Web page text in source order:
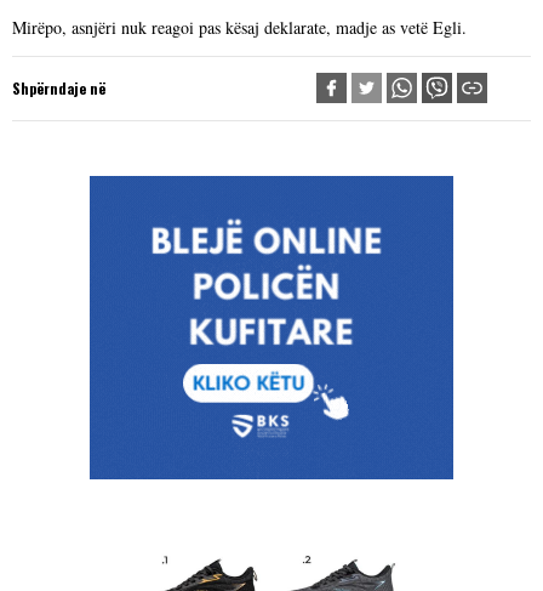
Mirëpo, asnjëri nuk reagoi pas kësaj deklarate, madje as vetë Egli.
Shpërndaje në